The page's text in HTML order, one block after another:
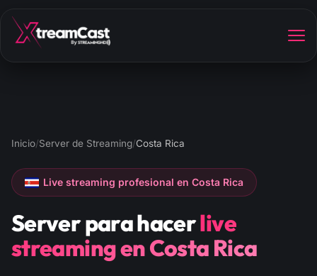
Inicio/Server de Streaming/Costa Rica
Live streaming profesional en Costa Rica
Server para hacerlive
streaming en Costa Rica